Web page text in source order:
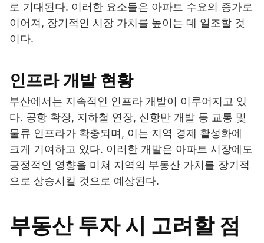
로 기대된다. 이러한 요소들은 아파트 수요의 증가로
이어져, 장기적인 시장 가치를 높이는 데 일조할 것
이다.
인프라 개발 현황
부산에서는 지속적인 인프라 개발이 이루어지고 있
다. 공항 확장, 지하철 연장, 신항만 개발 등 교통 및
물류 인프라가 확충되며, 이는 지역 경제 활성화에
크게 기여하고 있다. 이러한 개발은 아파트 시장에도
긍정적인 영향을 미쳐 지역의 부동산 가치를 장기적
으로 상승시킬 것으로 예상된다.
부동산 투자 시 고려할 점